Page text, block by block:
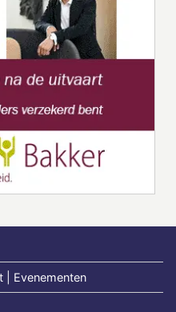
| Evenementen